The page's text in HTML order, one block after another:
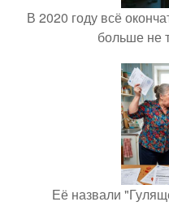
В 2020 году всё
больше не
Её назвали